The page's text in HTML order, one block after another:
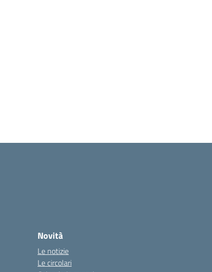
Novità
Le notizie
Le circolari